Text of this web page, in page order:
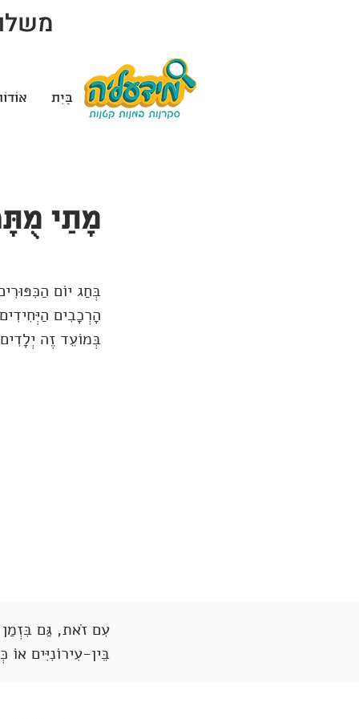
בַּיִת
מָתַי
בְּחַג יוֹם
הָרְכָבִים
בְּמוֹעֵד זֶה
עִם זֹאת, גַּם
בֵּין-עִירוֹנִיִּים